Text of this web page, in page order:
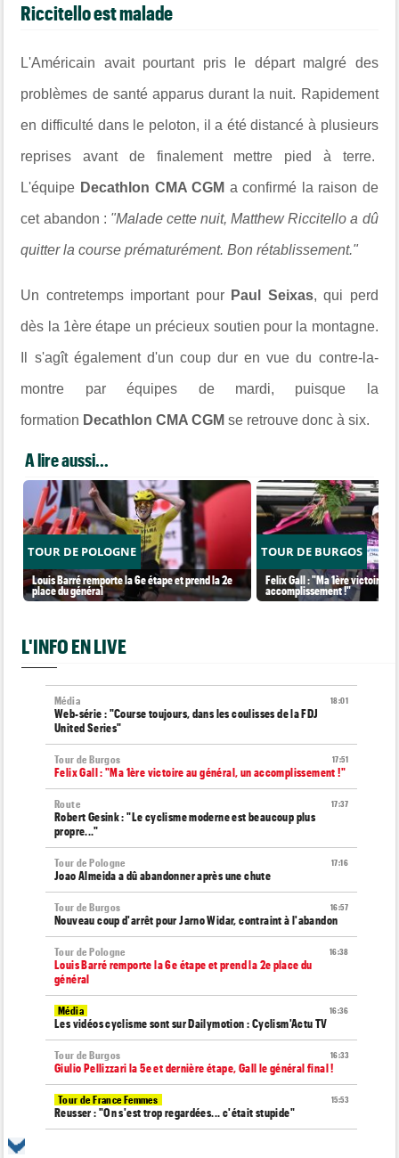
Riccitello est malade
L'Américain avait pourtant pris le départ malgré des
problèmes de santé apparus durant la nuit. Rapidement
en difficulté dans le peloton, il a été distancé à plusieurs
reprises avant de finalement mettre pied à terre.
L'équipe Decathlon CMA CGM a confirmé la raison de
cet abandon : "Malade cette nuit, Matthew Riccitello a dû
quitter la course prématurément. Bon rétablissement."
Un contretemps important pour Paul Seixas, qui perd
dès la 1ère étape un précieux soutien pour la montagne.
Il s'agît également d'un coup dur en vue du contre-la-
montre par équipes de mardi, puisque la
formation Decathlon CMA CGM se retrouve donc à six.
A lire aussi...
TOUR DE POLOGNE
Louis Barré remporte la 6e étape et prend la 2e
place du général
TOUR DE BURGOS
Felix Gall : "Ma 1ère victoire
accomplissement !"
L'INFO EN LIVE
18:01
Média
Web-série : "Course toujours, dans les coulisses de la FDJ
United Series"
17:51
Tour de Burgos
Felix Gall : "Ma 1ère victoire au général, un accomplissement !"
17:37
Route
Robert Gesink : "Le cyclisme moderne est beaucoup plus
propre..."
17:16
Tour de Pologne
Joao Almeida a dû abandonner après une chute
16:57
Tour de Burgos
Nouveau coup d'arrêt pour Jarno Widar, contraint à l'abandon
16:38
Tour de Pologne
Louis Barré remporte la 6e étape et prend la 2e place du
général
16:36
Média
Les vidéos cyclisme sont sur Dailymotion : Cyclism'Actu TV
16:33
Tour de Burgos
Giulio Pellizzari la 5e et dernière étape, Gall le général final !
15:53
Tour de France Femmes
Reusser : "On s'est trop regardées... c'était stupide"